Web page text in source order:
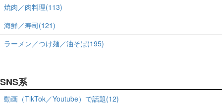
焼肉／肉料理(113)
海鮮／寿司(121)
ラーメン／つけ麺／油そば(195)
SNS系
動画（TikTok／Youtube）で話題(12)